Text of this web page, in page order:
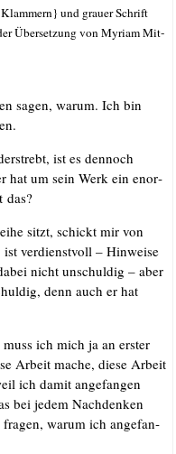
und grau­er Schrift
Über­set­zung von Myri­am Mit­
sagen, war­um. Ich bin
ist es den­noch
hat um sein Werk ein enor­
das?
sitzt, schickt mir von
ist ver­dienst­voll – Hin­wei­se
nicht unschul­dig – aber
denn auch er hat
ich mich ja an ers­ter
Arbeit mache, die­se Arbeit
ich damit ange­fan­gen
bei jedem Nach­den­ken
fra­gen, war­um ich ange­fan­